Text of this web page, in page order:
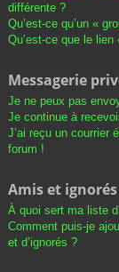
différente ?
Qu’est-ce qu’un «
Qu’est-ce que le lien
Messagerie
Je ne peux pas
Je continue à
J’ai reçu un courrier
forum !
Amis et ignorés
À quoi sert ma liste
Comment puis-je
et d’ignorés ?